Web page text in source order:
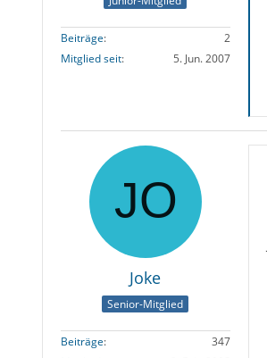
Beiträge
2
Mitglied seit
5. Jun. 2007
Joke
Senior-Mitglied
Beiträge
347